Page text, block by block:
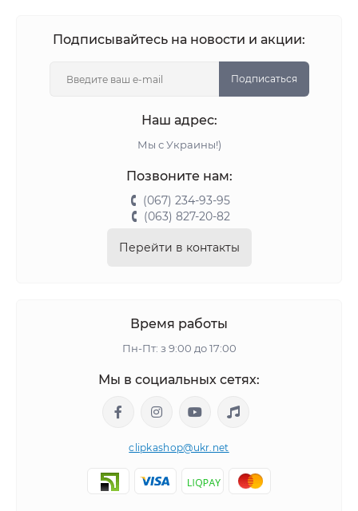
Подписывайтесь на новости и акции:
Подписаться
Наш адрес:
Мы с Украины!)
Позвоните нам:
(067) 234-93-95
(063) 827-20-82
Перейти в контакты
Время работы
Пн-Пт: з 9:00 до 17:00
Мы в социальных сетях:
clipkashop@ukr.net